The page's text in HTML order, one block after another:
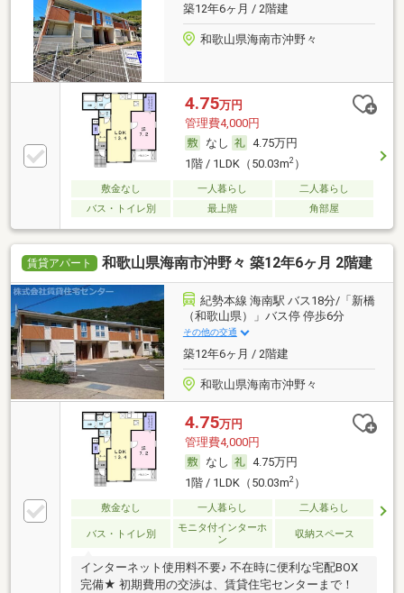
築12年6ヶ月 / 2階建
和歌山県海南市沖野々
4.75万円
管理費4,000円
なし
4.75万円
1階 / 1LDK（50.03m2）
敷金なし 一人暮らし
二人暮らし
バス・トイレ別
最上階 角部屋
賃貸アパート 和歌山県海南市沖野々 築12年6ヶ月 2階建
紀勢本線 海南駅 バス18分/「新橋
（和歌山県）」バス停 停歩6分
その他の交通
築12年6ヶ月 / 2階建
和歌山県海南市沖野々
4.75万円
管理費4,000円
なし
4.75万円
1階 / 1LDK（50.03m2）
敷金なし 一人暮らし 二人暮らし
バス・トイレ別
モニタ付インターホ
ン
収納スペース
インターネット使用料不要♪ 不在時に便利な宅配BOX
完備★ 初期費用の交渉は、賃貸住宅センターまで！